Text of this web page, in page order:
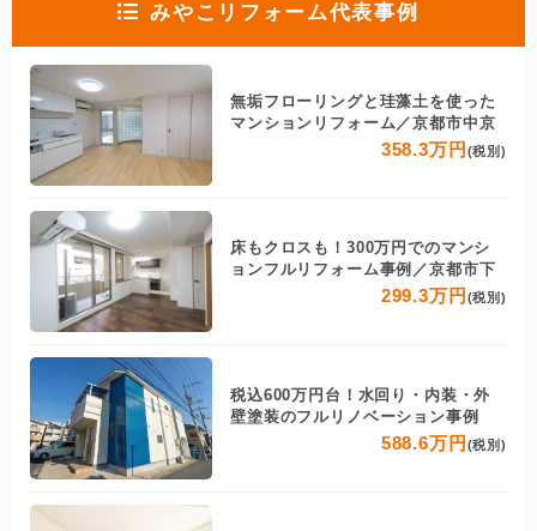
みやこリフォーム代表事例
無垢フローリングと珪藻土を使った
マンションリフォーム／京都市中京
358.3万円 (税別)
床もクロスも！300万円でのマンシ
ョンフルリフォーム事例／京都市下
299.3万円 (税別)
税込600万円台！水回り・内装・外
壁塗装のフルリノベーション事例
588.6万円 (税別)